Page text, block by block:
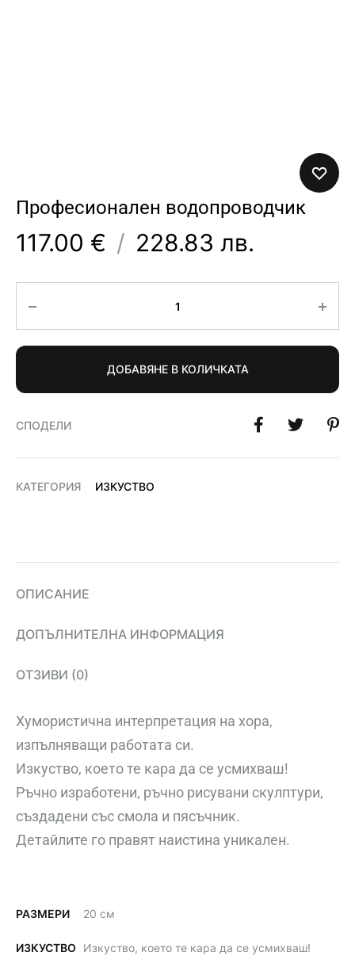
Професионален водопроводчик
117.00 € / 228.83 лв.
ДОБАВЯНЕ В КОЛИЧКАТА
СПОДЕЛИ
КАТЕГОРИЯ ИЗКУСТВО
ОПИСАНИЕ
ДОПЪЛНИТЕЛНА ИНФОРМАЦИЯ
ОТЗИВИ (0)
Хумористична интерпретация на хора,
изпълняващи работата си.
Изкуство, което те кара да се усмихваш!
Ръчно изработени, ръчно рисувани скулптури,
създадени със смола и пясъчник.
Детайлите го правят наистина уникален.
РАЗМЕРИ 20 см
ИЗКУСТВО Изкуство, което те кара да се усмихваш!